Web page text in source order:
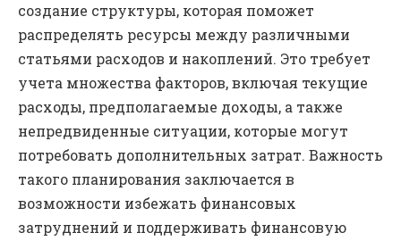
создание структуры, которая поможет
распределять ресурсы между различными
статьями расходов и накоплений. Это требует
учета множества факторов, включая текущие
расходы, предполагаемые доходы, а также
непредвиденные ситуации, которые могут
потребовать дополнительных затрат. Важность
такого планирования заключается в
возможности избежать финансовых
затруднений и поддерживать финансовую